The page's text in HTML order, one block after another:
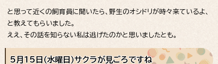
と思って近くの飼育員に聞いたら、野生のオシドリが時々来ているよ、
と教えてもらいました。
ええ、その話を知らない私は逃げたのかと思いましたとも。
5月15日（水曜日）サクラが見ごろですね